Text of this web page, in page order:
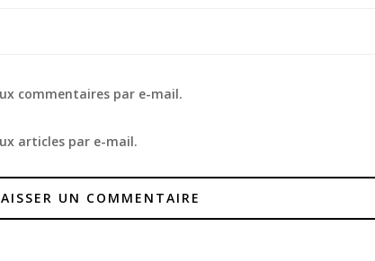
commentaires par e-mail.
articles par e-mail.